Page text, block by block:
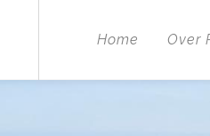
Home Over